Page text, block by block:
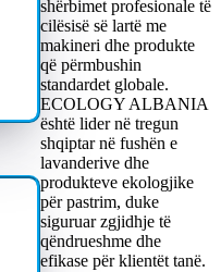
shërbimet profesionale të
cilësisë së lartë me
makineri dhe produkte
që përmbushin
standardet globale.
ECOLOGY ALBANIA
është lider në tregun
shqiptar në fushën e
lavanderive dhe
produkteve ekologjike
për pastrim, duke
siguruar zgjidhje të
qëndrueshme dhe
efikase për klientët tanë.